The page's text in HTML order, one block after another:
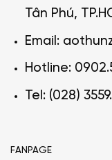
Tân Phú,
Email:
Hotline:
Tel: (028)
FANPAGE